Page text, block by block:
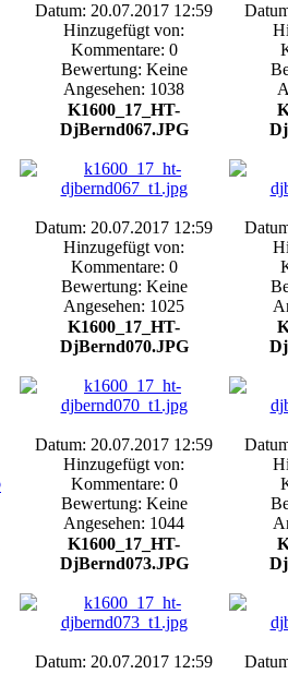
Datum: 20.07.2017 12:59
Hinzugefügt von:
Kommentare: 0
Bewertung: Keine
Angesehen: 1038
K1600_17_HT-
DjBernd067.JPG
Datum: 20.07.2017 12:59
Hinzugefügt von:
Kommentare: 0
Bewertung: Keine
Angesehen: 1025
K1600_17_HT-
DjBernd070.JPG
Datum: 20.07.2017 12:59
Hinzugefügt von:
Kommentare: 0
Bewertung: Keine
Angesehen: 1044
K1600_17_HT-
DjBernd073.JPG
Datum: 20.07.2017 12:59